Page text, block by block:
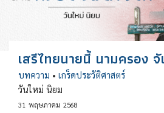
เสรีไทยนายนี้ นามครอง
บทความ • เกร็ดประวัติศาสตร์
วันใหม่ นิยม
31 พฤษภาคม 2568